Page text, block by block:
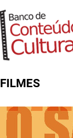
FILMES